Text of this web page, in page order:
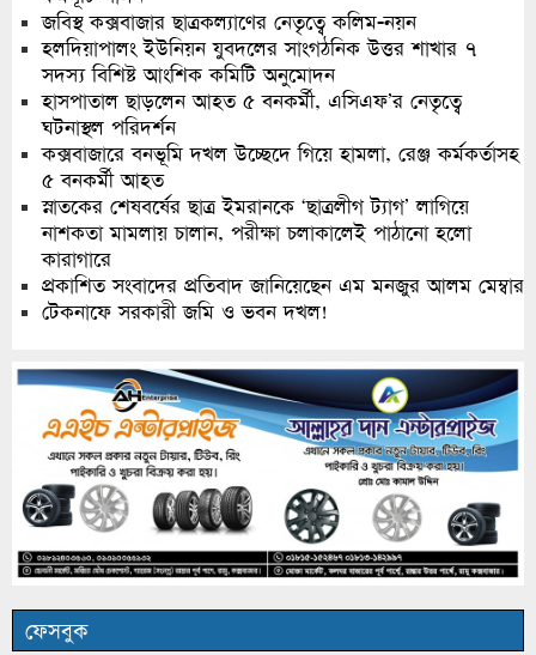
জবিস্থ কক্সবাজার ছাত্রকল্যাণের নেতৃত্বে কলিম-নয়ন
হলদিয়াপালং ইউনিয়ন যুবদলের সাংগঠনিক উত্তর শাখার ৭
সদস্য বিশিষ্ট আংশিক কমিটি অনুমোদন
হাসপাতাল ছাড়লেন আহত ৫ বনকর্মী, এসিএফ’র নেতৃত্বে
ঘটনাস্থল পরিদর্শন
কক্সবাজারে বনভূমি দখল উচ্ছেদে গিয়ে হামলা, রেঞ্জ কর্মকর্তাসহ
৫ বনকর্মী আহত
স্নাতকের শেষবর্ষের ছাত্র ইমরানকে ‘ছাত্রলীগ ট্যাগ’ লাগিয়ে
নাশকতা মামলায় চালান, পরীক্ষা চলাকালেই পাঠানো হলো
কারাগারে
প্রকাশিত সংবাদের প্রতিবাদ জানিয়েছেন এম মনজুর আলম মেম্বার
টেকনাফে সরকারী জমি ও ভবন দখল!
ফেসবুক